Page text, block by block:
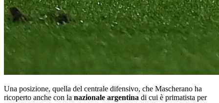
Una posizione, quella del centrale difensivo, che Mascherano ha
ricoperto anche con la nazionale argentina di cui è primatista per